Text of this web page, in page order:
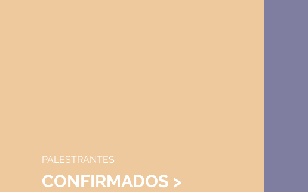
PALESTRANTES
CONFIRMADOS >